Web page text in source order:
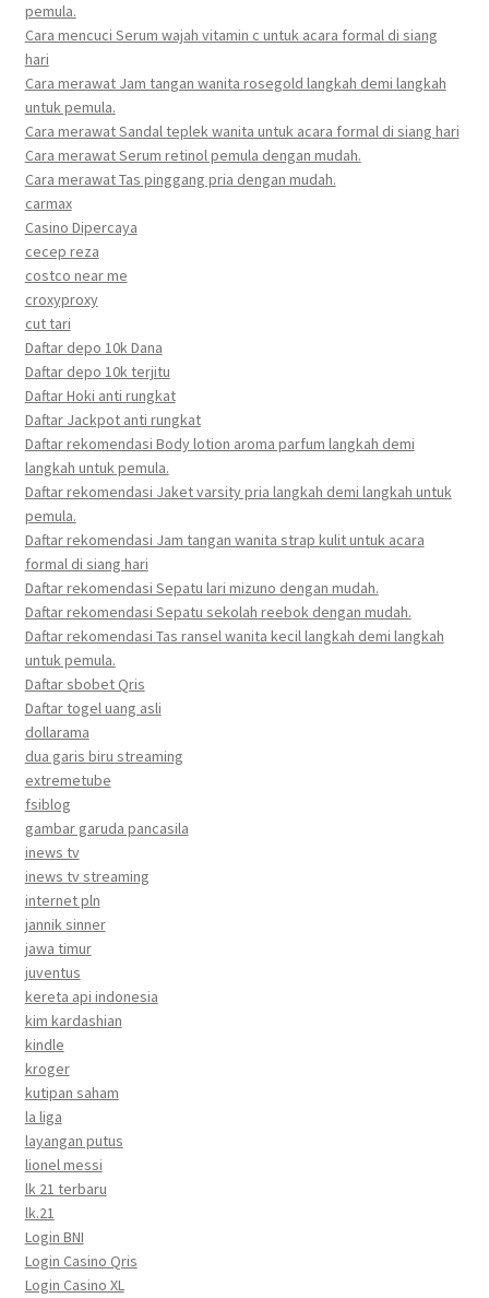
pemula.
Cara mencuci Serum wajah vitamin c untuk acara formal di siang
hari
Cara merawat Jam tangan wanita rosegold langkah demi langkah
untuk pemula.
Cara merawat Sandal teplek wanita untuk acara formal di siang hari
Cara merawat Serum retinol pemula dengan mudah.
Cara merawat Tas pinggang pria dengan mudah.
carmax
Casino Dipercaya
cecep reza
costco near me
croxyproxy
cut tari
Daftar depo 10k Dana
Daftar depo 10k terjitu
Daftar Hoki anti rungkat
Daftar Jackpot anti rungkat
Daftar rekomendasi Body lotion aroma parfum langkah demi
langkah untuk pemula.
Daftar rekomendasi Jaket varsity pria langkah demi langkah untuk
pemula.
Daftar rekomendasi Jam tangan wanita strap kulit untuk acara
formal di siang hari
Daftar rekomendasi Sepatu lari mizuno dengan mudah.
Daftar rekomendasi Sepatu sekolah reebok dengan mudah.
Daftar rekomendasi Tas ransel wanita kecil langkah demi langkah
untuk pemula.
Daftar sbobet Qris
Daftar togel uang asli
dollarama
dua garis biru streaming
extremetube
fsiblog
gambar garuda pancasila
inews tv
inews tv streaming
internet pln
jannik sinner
jawa timur
juventus
kereta api indonesia
kim kardashian
kindle
kroger
kutipan saham
la liga
layangan putus
lionel messi
lk 21 terbaru
lk.21
Login BNI
Login Casino Qris
Login Casino XL